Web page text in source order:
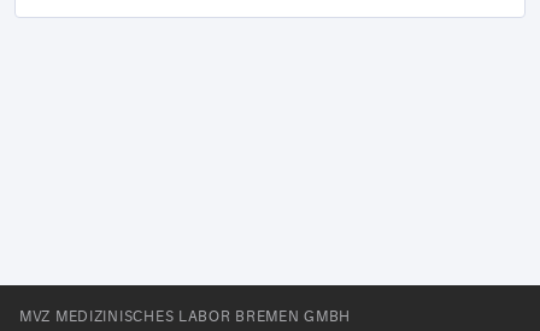
MVZ MEDIZINISCHES LABOR BREMEN GMBH